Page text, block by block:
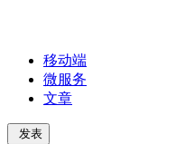
移动端
微服务
文章
发表